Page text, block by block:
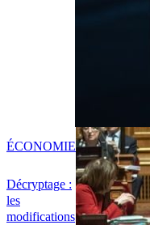
Décryptage :
les
modifications
ÉCONOMIE